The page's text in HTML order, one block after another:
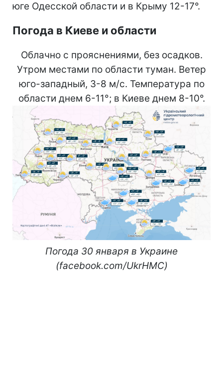
юге Одесской области и в Крыму 12-17°.
Погода в Киеве и области
Облачно с прояснениями, без осадков.
Утром местами по области туман. Ветер
юго-западный, 3-8 м/с. Температура по
области днем 6-11°; в Киеве днем 8-10°.
Погода 30 января в Украине
(facebook.com/UkrHMC)